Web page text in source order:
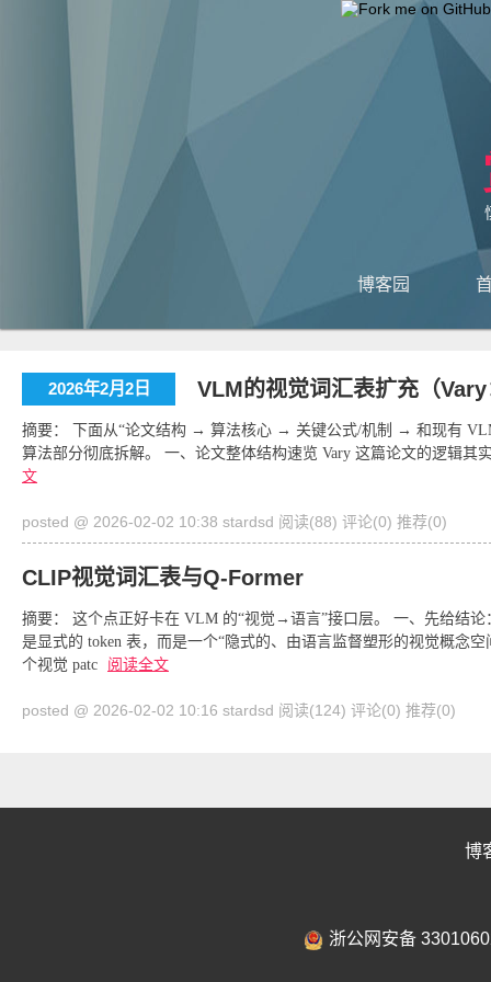
博客园
2026年2月2日 VLM的视觉词汇表扩充（
摘要： 下面从“论文结构 → 算法核心 → 关键公式/机制 → 和现有
算法部分彻底拆解。 一、论文整体结构速览 Vary 这篇论文的逻辑
文
posted @ 2026-02-02 10:38 stardsd 阅读(88) 评论(0) 推荐(0)
CLIP视觉词汇表与Q-Former
摘要： 这个点正好卡在 VLM 的“视觉→语言”接口层。 一、先给结
是显式的 token 表，而是一个“隐式的、由语言监督塑形的视觉概念
个视觉 patc
阅读全文
posted @ 2026-02-02 10:16 stardsd 阅读(124) 评论(0) 推荐(0)
博
浙公网安备